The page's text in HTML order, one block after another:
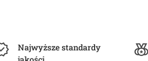
Najwyższe standardy